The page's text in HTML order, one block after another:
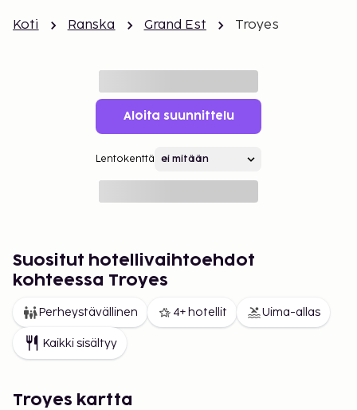
Koti Ranska Grand Est Troyes
Aloita suunnittelu
Lentokenttä
Suositut hotellivaihtoehdot
kohteessa Troyes
Perheystävällinen 4+ hotellit Uima-allas
Kaikki sisältyy
Troyes kartta